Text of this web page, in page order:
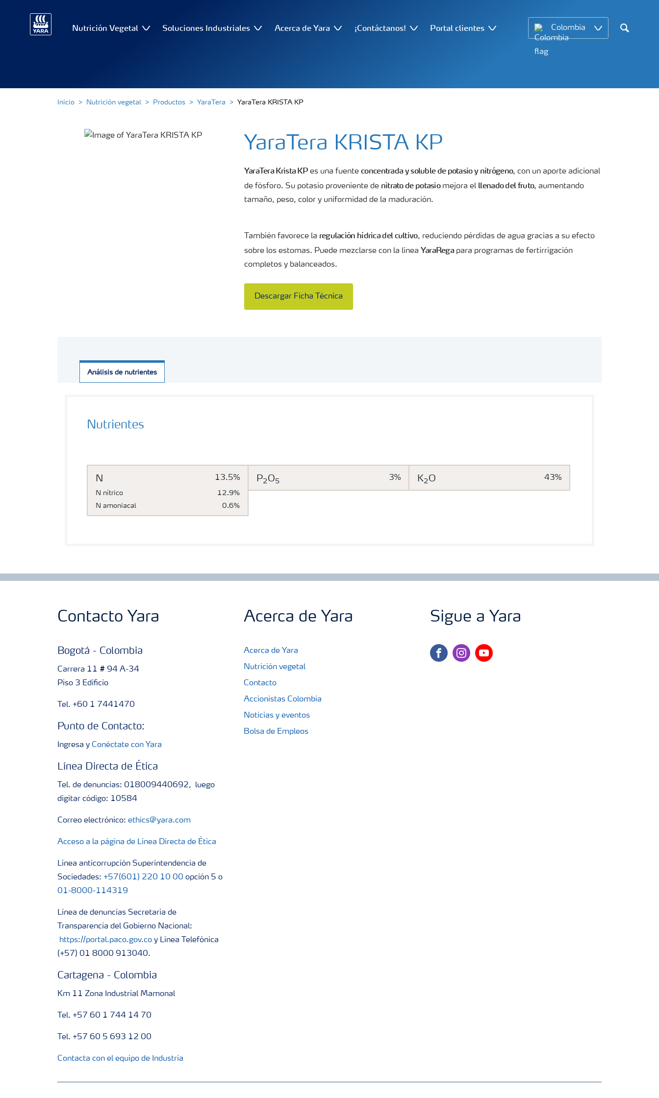
Nutrición Vegetal Soluciones Industriales Acerca de Yara ¡Contáctanos! Portal clientes Colombia
Search
Inicio Nutrición vegetal Productos YaraTera YaraTera KRISTA KP
YaraTera KRISTA KP
YaraTera Krista KP es una fuenteconcentrada y soluble de potasio y nitrógeno, con un aporte adicional
de fósforo. Su potasio proveniente de nitrato de potasiomejora el llenado del fruto, aumentando
tamaño, peso, color y uniformidad de la maduración.
También favorece la regulación hídrica del cultivo, reduciendo pérdidas de agua gracias a su efecto
sobre los estomas. Puede mezclarse con la línea YaraRegapara programas de fertirrigación
completos y balanceados.
Descargar Ficha Técnica
Análisis de nutrientes
Nutrientes
N 13.5%
N nítrico
12.9%
N amoniacal
0.6%
P2 O5 3% K2 O 43%
Contacto Yara
Bogotá - Colombia
Carrera 11 # 94 A-34
Piso 3 Edificio
Tel. +60 1 7441470
Punto de Contacto:
Ingresa y Conéctate con Yara
Línea Directa de Ética
Tel. de denuncias: 018009440692, luego
digitar código: 10584
Correo electrónico: ethics@yara.com
Acceso a la página de Línea Directa de Ética
Línea anticorrupción Superintendencia de
Sociedades: +57(601) 220 10 00 opción 5 o
01-8000-114319
Línea de denuncias Secretaría de
Transparencia del Gobierno Nacional:
https://portal.paco.gov.co y Línea Telefónica
(+57) 01 8000 913040.
Cartagena - Colombia
Km 11 Zona Industrial Mamonal
Tel. +57 60 1 744 14 70
Tel. +57 60 5 693 12 00
Contacta con el equipo de Industria
Acerca de Yara
Acerca de Yara
Nutrición vegetal
Contacto
Accionistas Colombia
Noticias y eventos
Bolsa de Empleos
Sigue a Yara
facebookinstagram
youtube